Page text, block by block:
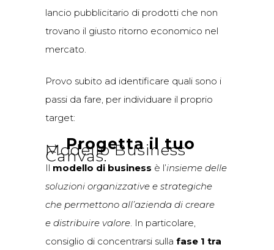
lancio pubblicitario di prodotti che non
trovano il giusto ritorno economico nel
mercato.
Provo subito ad identificare quali sono i
passi da fare, per individuare il proprio
target:
→ Progetta il tuo
Modello Business
Canvas.
Il modello di business è l’insieme delle
soluzioni organizzative e strategiche
che permettono all’azienda di creare
e distribuire valore. In particolare,
consiglio di concentrarsi sulla fase 1 tra